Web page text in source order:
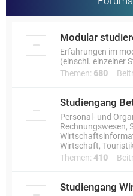
Modular
Erfahrungen im
(einschl. einzelner
Themen: 680
Studiengang
Personal- und
Rechnungswesen,
Wirtschaft,
Themen: 410
Studiengang